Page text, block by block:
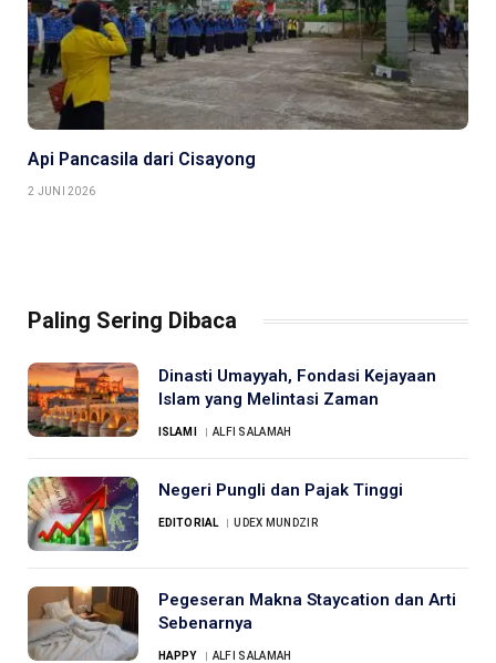
Api Pancasila dari Cisayong
2 JUNI 2026
Paling Sering Dibaca
Dinasti Umayyah, Fondasi Kejayaan
Islam yang Melintasi Zaman
ISLAMI ALFI SALAMAH
Negeri Pungli dan Pajak Tinggi
EDITORIAL UDEX MUNDZIR
Pegeseran Makna Staycation dan Arti
Sebenarnya
HAPPY ALFI SALAMAH